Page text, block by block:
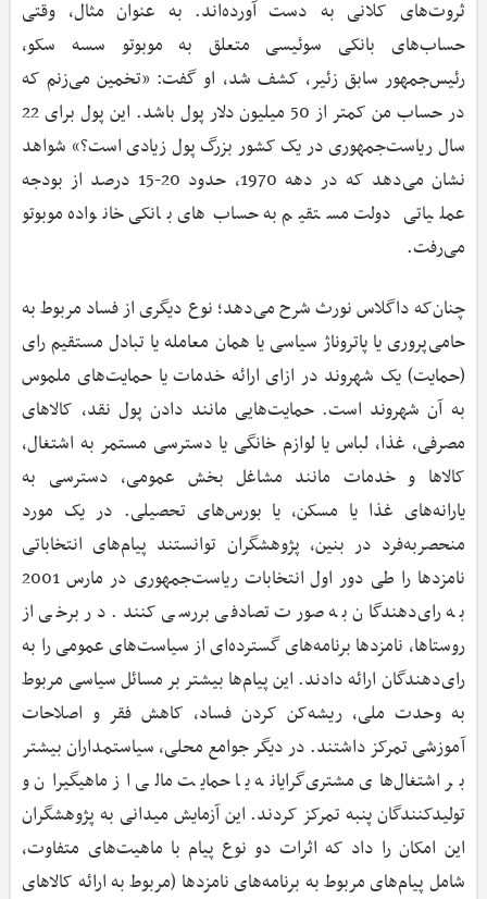
ثروت‌های کلانی به دست آورده‌اند‌. به عنوان مثال، وقتی
حساب‌های بانکی سوئیسی متعلق به موبوتو سسه سکو،
رئیس‌جمهور سابق زئیر، کشف شد، او گفت: «تخمین می‌زنم که
در حساب من کمتر از 50 میلیون دلار پول باشد‌. این پول برای 22
سال ریاست‌جمهوری در یک کشور بزرگ پول زیادی است؟» شواهد
نشان می‌دهد که در دهه 1970، حدود 20-15 درصد از بودجه
عملیاتی دولت مستقیم به حساب‌های بانکی خانواده موبوتو
می‌رفت‌.
چنان‌که داگلاس نورث شرح می‌دهد؛ نوع دیگری از فساد مربوط به
حامی‌پروری یا پاتروناژ سیاسی یا همان معامله یا تبادل مستقیم رای
(حمایت) یک شهروند در ازای ارائه خدمات یا حمایت‌های ملموس
به آن شهروند است‌. حمایت‌هایی مانند دادن پول نقد، کالاهای
مصرفی، غذا، لباس یا لوازم خانگی یا دسترسی مستمر به اشتغال،
کالاها و خدمات مانند مشاغل بخش عمومی، دسترسی به
یارانه‌های غذا یا مسکن، یا بورس‌های تحصیلی‌. در یک مورد
منحصربه‌فرد در بنین، پژوهشگران توانستند پیام‌های انتخاباتی
نامزدها را طی دور اول انتخابات ریاست‌جمهوری در مارس 2001
به رای‌دهندگان به صورت تصادفی بررسی کنند‌. در برخی از
روستاها، نامزدها برنامه‌های گسترده‌ای از سیاست‌های عمومی را به
رای‌دهندگان ارائه دادند‌. این پیام‌ها بیشتر بر مسائل سیاسی مربوط
به وحدت ملی، ریشه‌کن کردن فساد، کاهش فقر و اصلاحات
آموزشی تمرکز داشتند‌. در دیگر جوامع محلی، سیاستمداران بیشتر
بر اشتغال‌های مشتری‌گرایانه یا حمایت مالی از ماهیگیران و
تولیدکنندگان پنبه تمرکز کردند‌. این آزمایش میدانی به پژوهشگران
این امکان را داد که اثرات دو نوع پیام با ماهیت‌های متفاوت،
شامل پیام‌های مربوط به برنامه‌های نامزدها (مربوط به ارائه کالاهای